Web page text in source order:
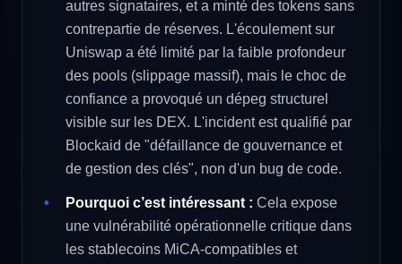
autres signataires, et a minté des tokens sans
contrepartie de réserves. L'écoulement sur
Uniswap a été limité par la faible profondeur
des pools (slippage massif), mais le choc de
confiance a provoqué un dépeg structurel
visible sur les DEX. L'incident est qualifié par
Blockaid de "défaillance de gouvernance et
de gestion des clés", non d'un bug de code.
Pourquoi c’est intéressant : Cela expose
une vulnérabilité opérationnelle critique dans
les stablecoins MiCA-compatibles et